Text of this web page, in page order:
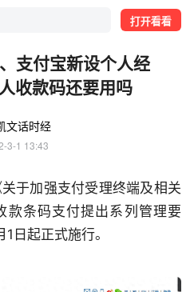
打开看看
支付宝新设个人经
收款码还要用吗
文话时经
3-1 13:43
于加强支付受理终端及相关
款条码支付提出系列管理要
日起正式施行。